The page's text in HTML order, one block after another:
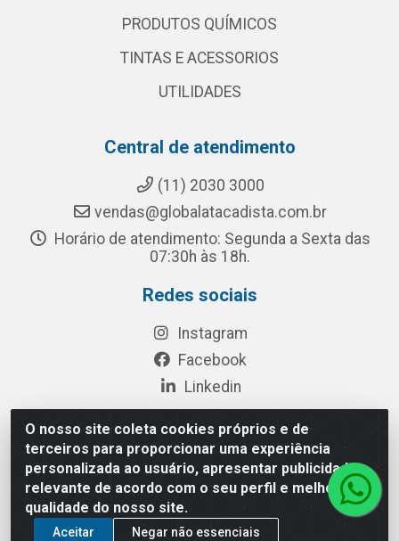
O nosso site coleta cookies próprios e de
terceiros para proporcionar uma experiência
personalizada ao usuário, apresentar publicidade
relevante de acordo com o seu perfil e melhorar a
qualidade do nosso site.
Aceitar Negar não essenciais
PRODUTOS QUÍMICOS
TINTAS E ACESSORIOS
UTILIDADES
Central de atendimento
(11) 2030 3000
vendas@globalatacadista.com.br
Horário de atendimento: Segunda a Sexta das
07:30h às 18h.
Redes sociais
Instagram
Facebook
Linkedin
Rua Chipuê, 117 - S. Miguel Paulista São Paulo/SP - CEP
08010-260- CNPJ: 03.010.739/0001-72